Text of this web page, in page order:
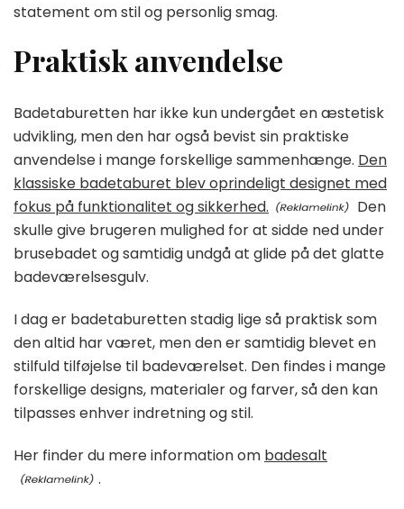
statement om stil og personlig smag.
Praktisk anvendelse
Badetaburetten har ikke kun undergået en æstetisk
udvikling, men den har også bevist sin praktiske
anvendelse i mange forskellige sammenhænge. Den
klassiske badetaburet blev oprindeligt designet med
fokus på funktionalitet og sikkerhed.
Den
skulle give brugeren mulighed for at sidde ned under
brusebadet og samtidig undgå at glide på det glatte
badeværelsesgulv.
I dag er badetaburetten stadig lige så praktisk som
den altid har været, men den er samtidig blevet en
stilfuld tilføjelse til badeværelset. Den findes i mange
forskellige designs, materialer og farver, så den kan
tilpasses enhver indretning og stil.
Her finder du mere information om badesalt
.